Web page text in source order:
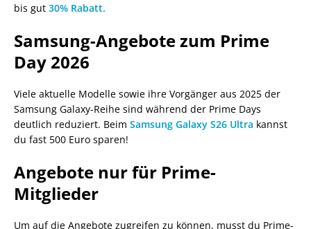
bis gut 30% Rabatt.
Samsung-Angebote zum Prime
Day 2026
Viele aktuelle Modelle sowie ihre Vorgänger aus 2025 der
Samsung Galaxy-Reihe sind während der Prime Days
deutlich reduziert. Beim Samsung Galaxy S26 Ultra kannst
du fast 500 Euro sparen!
Angebote nur für Prime-
Mitglieder
Um auf die Angebote zugreifen zu können, musst du Prime-